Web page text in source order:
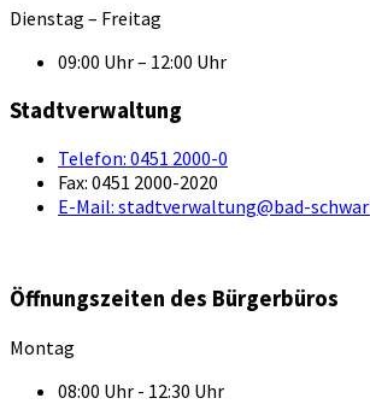
Dienstag – Freitag
09:00 Uhr – 12:00 Uhr
Stadtverwaltung
Telefon: 0451 2000-0
Fax: 0451 2000-2020
E-Mail: stadtverwaltung@bad-
Öffnungszeiten des Bürgerbüros
Montag
08:00 Uhr - 12:30 Uhr